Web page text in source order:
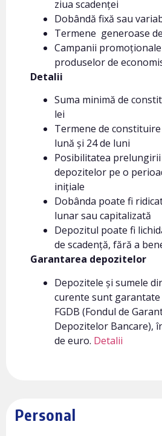
Personal
ziua scadenței
Dobândă fixă sau
Termene generoase
Campanii
produselor de
Detalii
Suma minimă de
lei
Termene de
lună și 24 de luni
Posibilitatea
depozitelor pe o
inițiale
Dobânda poate fi
lunar sau capitalizată
Depozitul poate fi
de scadență, fără a
Garantarea depozitelor
Depozitele și sumele
curente sunt
FGDB (Fondul de
Depozitelor Bancare),
de euro. Detalii